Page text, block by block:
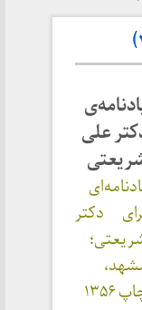
علی
دکتر
۱۳۵۶